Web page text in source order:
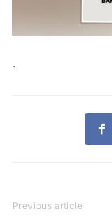
.
Previous article